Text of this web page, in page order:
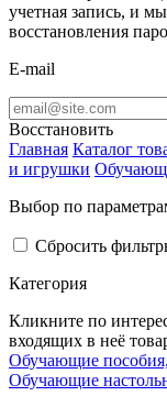
учетная запись, и
восстановления
E-mail
Восстановить
Главная Каталог
и игрушки
Выбор по
Сбросить
Категория
Кликните по
входящих в неё
Обучающие
Обучающие